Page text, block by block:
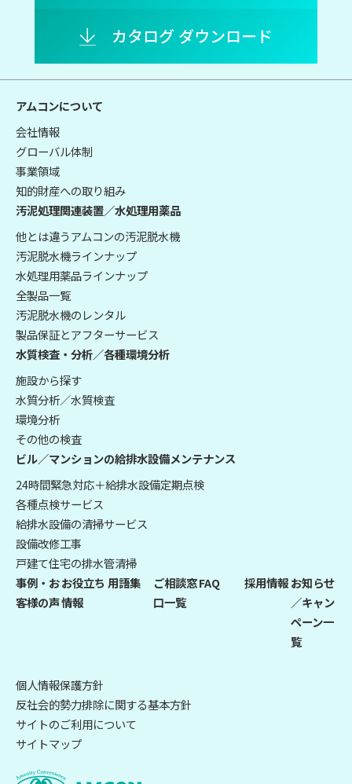
カタログ ダウンロード
アムコンについて
会社情報
グローバル体制
事業領域
知的財産への取り組み
汚泥処理関連装置／水処理用薬品
他とは違うアムコンの汚泥脱水機
汚泥脱水機ラインナップ
水処理用薬品ラインナップ
全製品一覧
汚泥脱水機のレンタル
製品保証とアフターサービス
水質検査・分析／各種環境分析
施設から探す
水質分析／水質検査
環境分析
その他の検査
ビル／マンションの給排水設備メンテナンス
24時間緊急対応＋給排水設備定期点検
各種点検サービス
給排水設備の清掃サービス
設備改修工事
戸建て住宅の排水管清掃
事例・お
客様の声
お役立ち
情報
用語集
ご相談窓
口一覧
FAQ 採用情報お知らせ
／キャン
ペーン一
覧
個人情報保護方針
反社会的勢力排除に関する基本方針
サイトのご利用について
サイトマップ